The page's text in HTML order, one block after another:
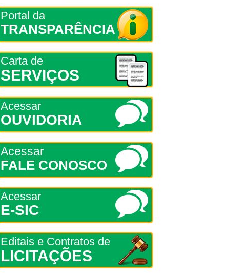
Portal da
TRANSPARÊNCIA
Carta de
SERVIÇOS
Acessar
OUVIDORIA
Acessar
FALE CONOSCO
Acessar
E-SIC
Editais e Contratos de
LICITAÇÕES